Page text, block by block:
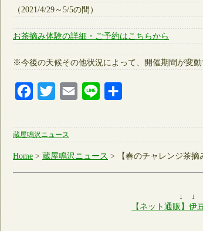
（2021/4/29～5/5の間）
お茶摘み体験の詳細・ご予約はこちらから
※今後の天候その他状況によって、開催期間が変
FacebookTwitter Email Line
蔵屋鳴沢ニュース
Home > 蔵屋鳴沢ニュース > 【春のチャレンジ茶摘
↓ ↓
【ネット通販】伊